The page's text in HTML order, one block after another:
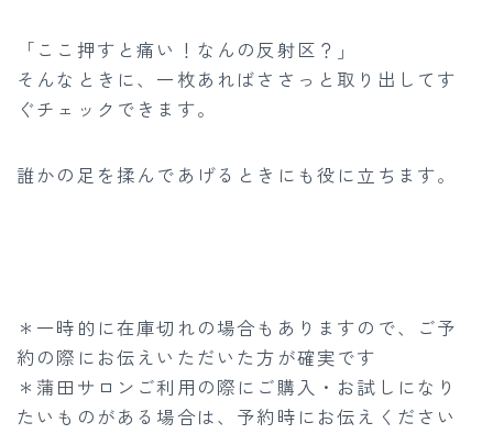
「ここ押すと痛い！なんの反射区？」
そんなときに、一枚あればささっと取り出してす
ぐチェックできます。
誰かの足を揉んであげるときにも役に立ちます。
＊一時的に在庫切れの場合もありますので、ご予
約の際にお伝えいただいた方が確実です
＊蒲田サロンご利用の際にご購入・お試しになり
たいものがある場合は、予約時にお伝えください